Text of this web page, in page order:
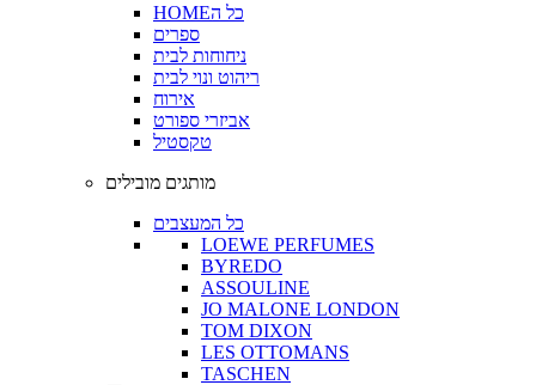
HOMEכל ה
ספרים
ניחוחות לבית
ריהוט ונוי לבית
אירוח
אביזרי ספורט
טקסטיל
מותגים מובילים
כל המעצבים
LOEWE PERFUMES
BYREDO
ASSOULINE
JO MALONE LONDON
TOM DIXON
LES OTTOMANS
TASCHEN